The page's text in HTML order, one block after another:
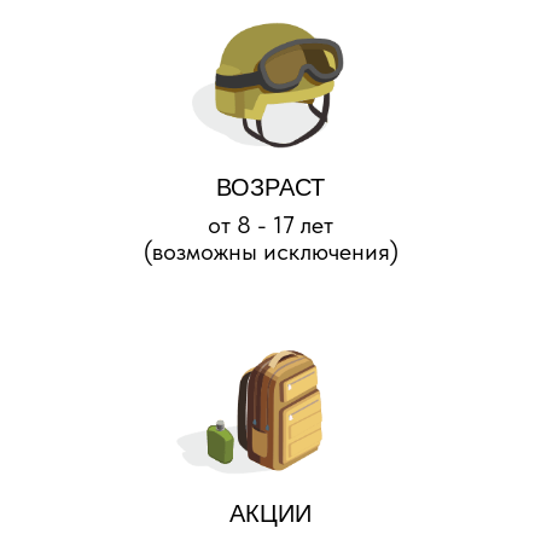
ВОЗРАСТ
от 8 - 17 лет
(возможны исключения)
АКЦИИ